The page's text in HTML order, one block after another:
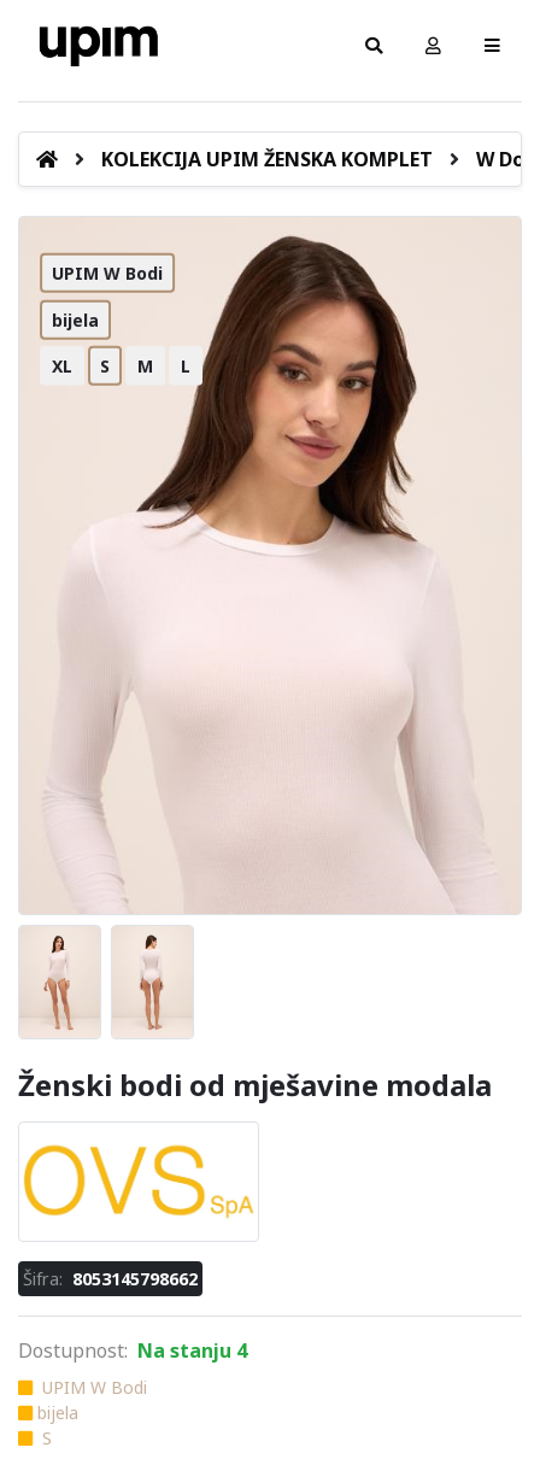
KOLEKCIJA UPIM ŽENSKA KOMPLET W
UPIM W Bodi
bijela
XL S M L
Ženski bodi od mješavine modala
Šifra: 8053145798662
Dostupnost: Na stanju 4
UPIM W Bodi
bijela
S